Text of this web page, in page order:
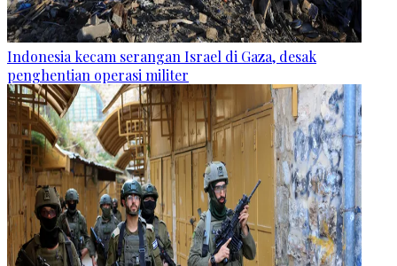
Indonesia kecam serangan Israel di Gaza, desak
penghentian operasi militer